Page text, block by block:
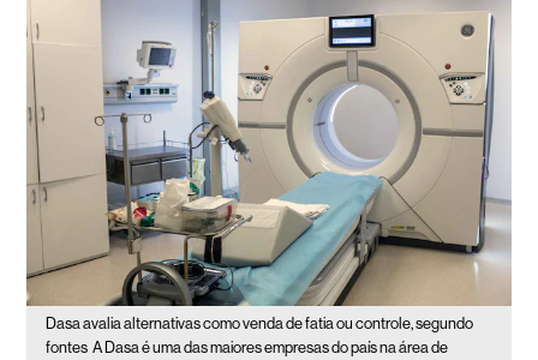
Dasa avalia alternativas como venda de fatia ou controle, segundo
fontes A Dasa é uma das maiores empresas do país na área de